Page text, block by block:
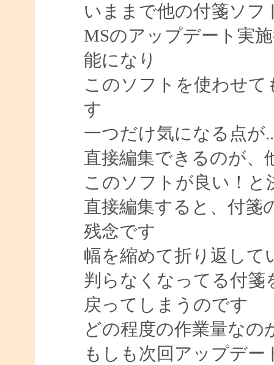
いままで他の付箋ソ
MSのアップデート実
能になり
このソフトを使わせ
す
一つだけ気になる点が..
直接編集できるのが、
このソフトが良い！
直接編集すると、付
残念です
幅を縮めて折り返し
判らなくなってる付
戻ってしまうのです
どの程度の作業量なの
もしも次回アップデ